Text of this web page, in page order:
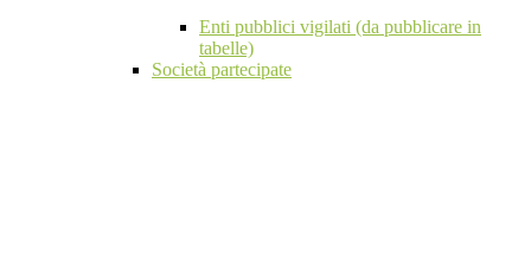
Enti pubblici vigilati (da pubblicare in
tabelle)
Società partecipate